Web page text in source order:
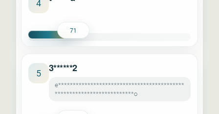
4
71
5 3******2
e*******************************************
***************************o